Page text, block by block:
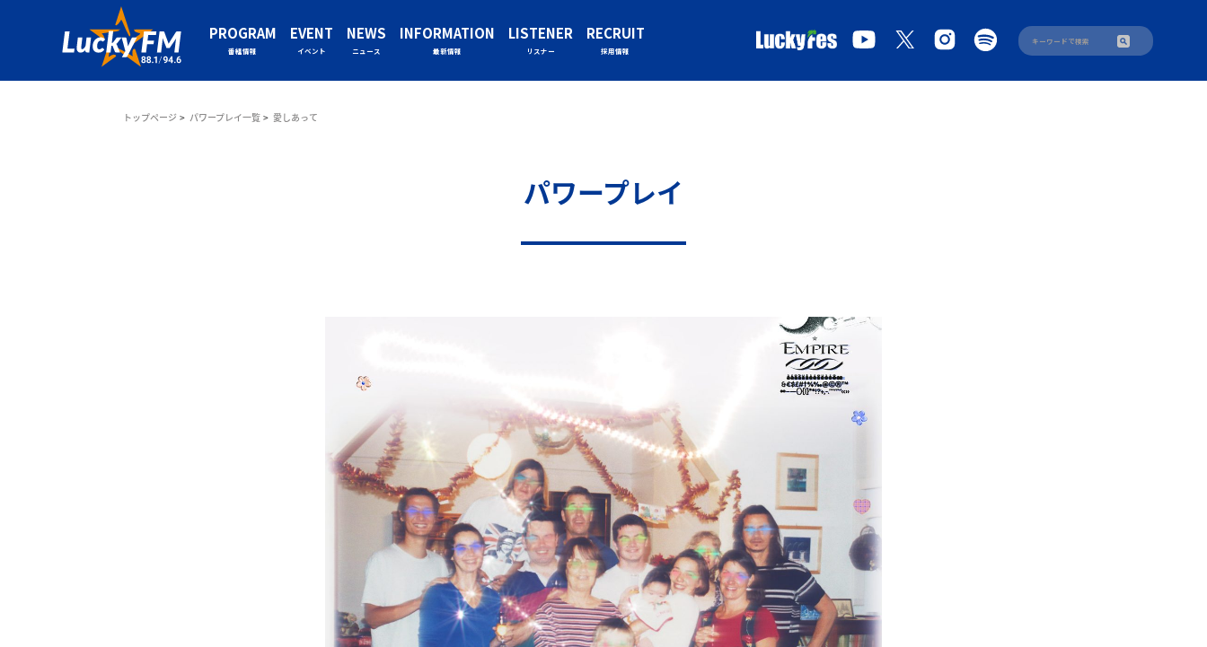
PROGRAM
番組情報
EVENT
イベント
NEWS
ニュース
INFORMATION
最新情報
LISTENER
リスナー
RECRUIT
採用情報
トップページ パワープレイ一覧 愛しあって
パワープレイ